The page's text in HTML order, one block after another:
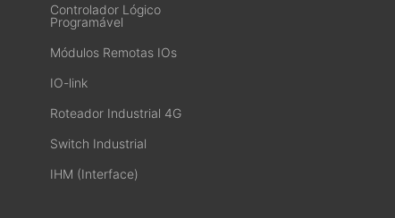
Controlador Lógico
Programável
Módulos Remotas IOs
IO-link
Roteador Industrial 4G
Switch Industrial
IHM (Interface)